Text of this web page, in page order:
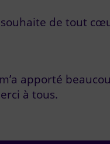
de tout
apporté
à tous.